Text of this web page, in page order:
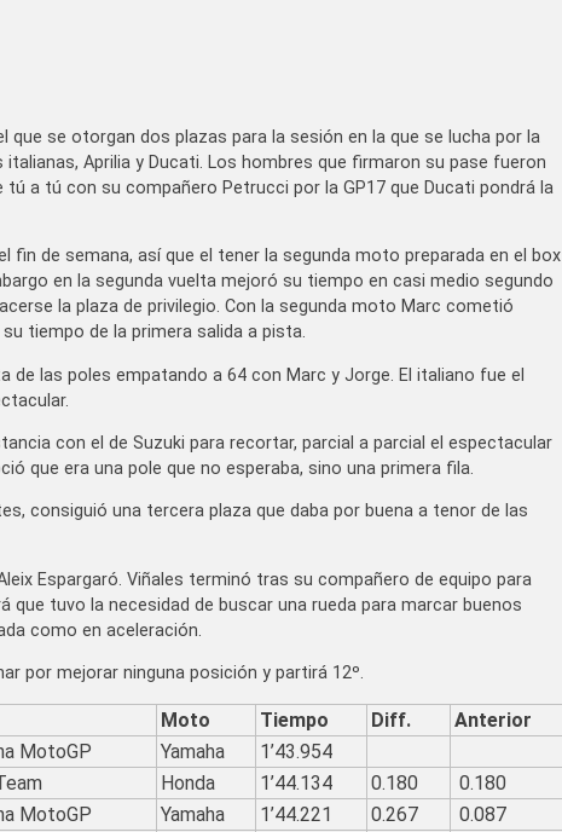
que se otorgan dos plazas para la sesión en la que se lucha por la
Aprilia y Ducati. Los hombres que firmaron su pase fueron
a tú con su compañero Petrucci por la GP17 que Ducati pondrá la
fin de semana, así que el tener la segunda moto preparada en el box
en la segunda vuelta mejoró su tiempo en casi medio segundo
la plaza de privilegio. Con la segunda moto Marc cometió
tiempo de la primera salida a pista.
de las poles empatando a 64 con Marc y Jorge. El italiano fue el
con el de Suzuki para recortar, parcial a parcial el espectacular
que era una pole que no esperaba, sino una primera fila.
consiguió una tercera plaza que daba por buena a tenor de las
Espargaró. Viñales terminó tras su compañero de equipo para
que tuvo la necesidad de buscar una rueda para marcar buenos
como en aceleración.
por mejorar ninguna posición y partirá 12º.
Moto Tiempo Diff.
Anterior
MotoGP Yamaha
1’43.954
Honda 1’44.134 0.180
0.180
MotoGP Yamaha 1’44.221 0.267
0.087